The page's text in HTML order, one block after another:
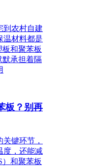
到农村自建
温材料都是
板和聚苯板
默承担着隔
板？别再
键环节，
度，还能减
和聚苯板